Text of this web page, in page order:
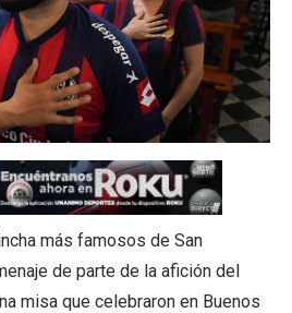
más famosos de San
de parte de la afición del
misa que celebraron en Buenos